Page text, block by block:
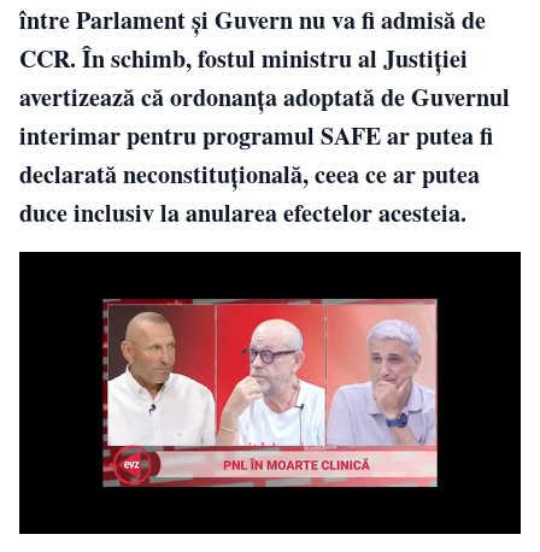
între Parlament și Guvern nu va fi admisă de
CCR. În schimb, fostul ministru al Justiției
avertizează că ordonanța adoptată de Guvernul
interimar pentru programul SAFE ar putea fi
declarată neconstituțională, ceea ce ar putea
duce inclusiv la anularea efectelor acesteia.